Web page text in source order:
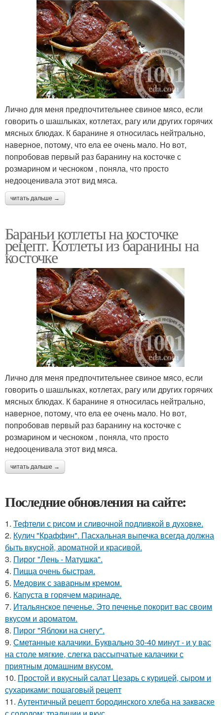
Лично для меня предпочтительнее свиное мясо, если
говорить о шашлыках, котлетах, рагу или других горячих
мясных блюдах. К баранине я относилась нейтрально,
наверное, потому, что ела ее очень мало. Но вот,
попробовав первый раз баранину на косточке с
розмарином и чесноком , поняла, что просто
недооценивала этот вид мяса.
читать дальше →
Бараньи котлеты на косточке
рецепт. Котлеты из баранины на
косточке
Лично для меня предпочтительнее свиное мясо, если
говорить о шашлыках, котлетах, рагу или других горячих
мясных блюдах. К баранине я относилась нейтрально,
наверное, потому, что ела ее очень мало. Но вот,
попробовав первый раз баранину на косточке с
розмарином и чесноком , поняла, что просто
недооценивала этот вид мяса.
читать дальше →
Последние обновления на сайте:
1. Тефтели с рисом и сливочной подливкой в духовке.
2. Кулич "Краффин". Пасхальная выпечка всегда должна
быть вкусной, ароматной и красивой.
3. Пирог "Лень - Матушка".
4. Пицца очень быстрая.
5. Медовик с заварным кремом.
6. Капуста в горячем маринаде.
7. Итальянское печенье. Это печенье покорит вас своим
вкусом и ароматом.
8. Пирог "Яблоки на снегу".
9. Сметанные калачики. Буквально 30-40 минут - и у вас
на столе мягкие, слегка рассыпчатые калачики с
приятным домашним вкусом.
10. Простой и вкусный салат Цезарь с курицей, сыром и
сухариками: пошаговый рецепт
11. Аутентичный рецепт бородинского хлеба на закваске